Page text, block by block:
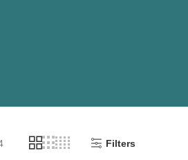
Filters